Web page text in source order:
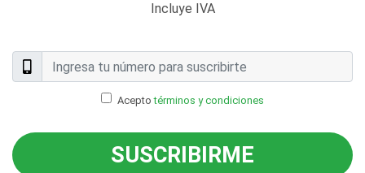
Incluye IVA
Aceptotérminos y condiciones
SUSCRIBIRME